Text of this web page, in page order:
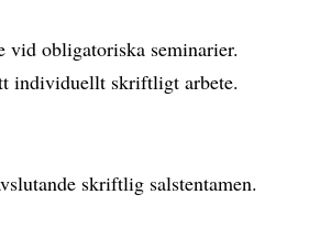
vid obligatoriska seminarier.
individuellt skriftligt arbete.
skriftlig salstentamen.